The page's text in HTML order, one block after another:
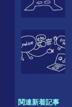
関連新着記事